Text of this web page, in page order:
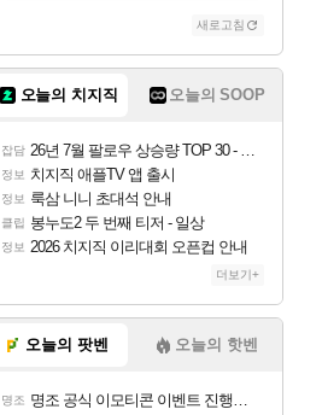
새로고침
오늘의 치지직 오늘의 SOOP
잡담 26년 7월 팔로우 상승량 TOP 30 - 월간 치지직
정보 치지직 애플TV 앱 출시
정보 룩삼 니니 초대석 안내
클립 봉누도2 두 번째 티저 - 일상
정보 2026 치지직 이리대회 오픈컵 안내
더보기+
오늘의 팟벤 오늘의 핫벤
명조 명조 공식 이모티콘 이벤트 진행해봤습니다! 참여부터 추첨까지????